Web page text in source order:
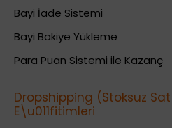
Bayi İade Sistemi
Bayi Bakiye Yükleme
Para Puan Sistemi ile Kazanç
Dropshipping (Stoksuz
E\u011fitimleri